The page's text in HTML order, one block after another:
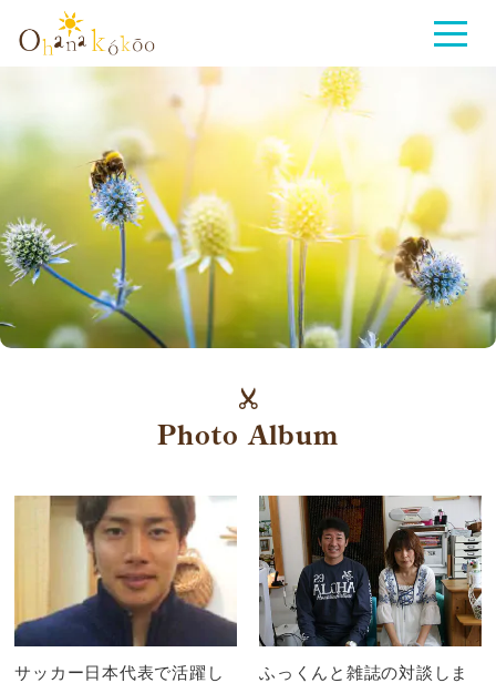
Photo Album
サッカー日本代表で活躍し
ふっくんと雑誌の対談しま